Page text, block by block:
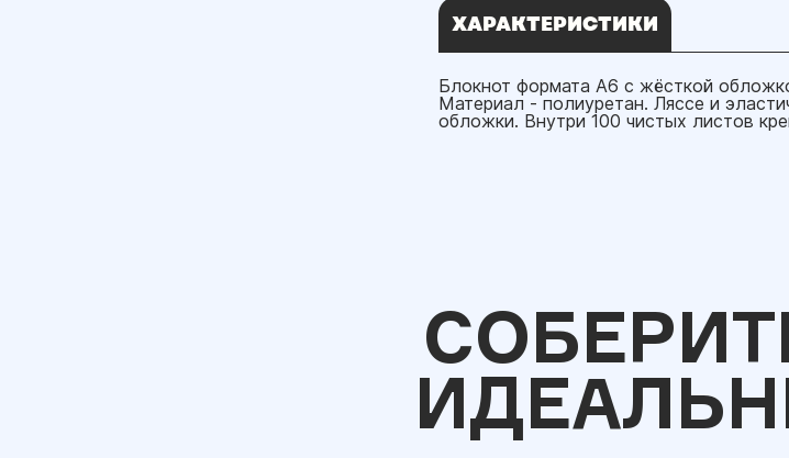
ХАРАКТЕРИСТИКИ
Блокнот формата А6 с жёсткой
Материал - полиуретан. Ляссе и
обложки. Внутри 100 чистых листов